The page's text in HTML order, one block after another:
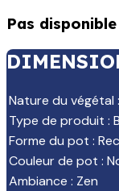
Pas
Nature du végétal :
Type de produit :
Forme du pot :
Couleur de pot :
Ambiance : Zen